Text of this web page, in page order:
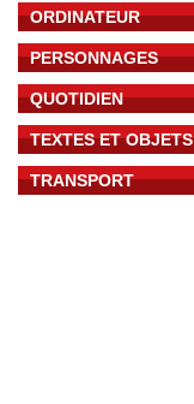
ORDINATEUR
PERSONNAGES
QUOTIDIEN
TEXTES ET OBJETS
TRANSPORT